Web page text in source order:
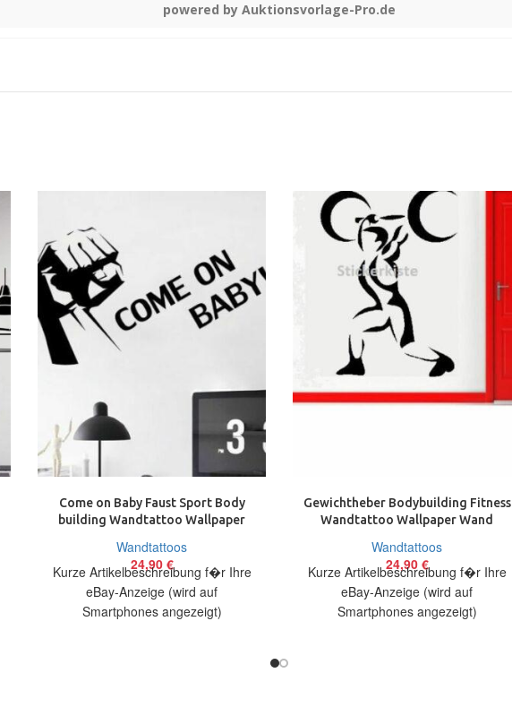
powered by Auktionsvorlage-Pro.de
Come on Baby Faust Sport Body
building Wandtattoo Wallpaper
Wandtattoos
24,90 €
Kurze Artikelbeschreibung f�r Ihre
eBay-Anzeige (wird auf
Smartphones angezeigt)
Gewichtheber Bodybuilding Fitness
Wandtattoo Wallpaper Wand
Wandtattoos
24,90 €
Kurze Artikelbeschreibung f�r Ihre
eBay-Anzeige (wird auf
Smartphones angezeigt)